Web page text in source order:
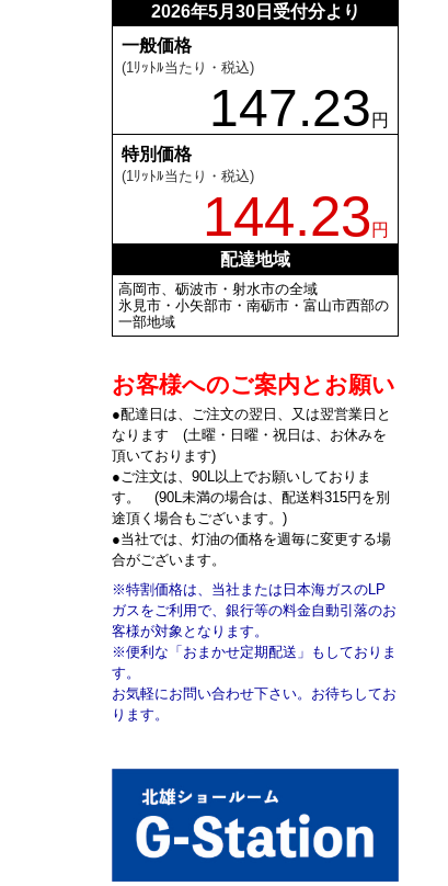
2026年5月30日受付分より
一般価格
(1ﾘｯﾄﾙ当たり・税込)
147.23 円
特別価格
(1ﾘｯﾄﾙ当たり・税込)
144.23円
配達地域
高岡市、砺波市・射水市の全域
氷見市・小矢部市・南砺市・富山市西部の
一部地域
お客様へのご案内とお願い
●配達日は、ご注文の翌日、又は翌営業日と
なります (土曜・日曜・祝日は、お休みを
頂いております)
●ご注文は、90L以上でお願いしておりま
す。 (90L未満の場合は、配送料315円を別
途頂く場合もございます。)
●当社では、灯油の価格を週毎に変更する場
合がございます。
※特割価格は、当社または日本海ガスのLP
ガスをご利用で、銀行等の料金自動引落のお
客様が対象となります。
※便利な「おまかせ定期配送」もしておりま
す。
お気軽にお問い合わせ下さい。お待ちしてお
ります。